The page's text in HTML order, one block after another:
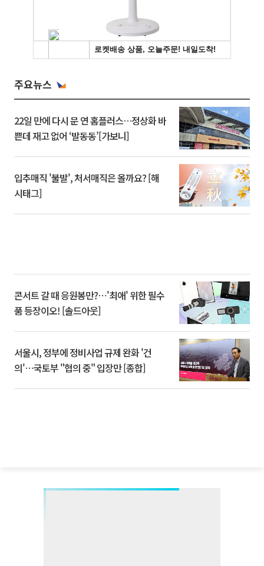
주요뉴스
22일 만에 다시 문 연 홈플러스…정상화 바
쁜데 재고 없어 ‘발동동’[가보니]
입추매직 '불발', 처서매직은 올까요? [해
시태그]
콘서트 갈 때 응원봉만?⋯'최애' 위한 필수
품 등장이오! [솔드아웃]
서울시, 정부에 정비사업 규제 완화 '건
의'⋯국토부 "협의 중" 입장만 [종합]